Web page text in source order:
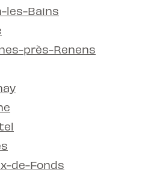
les-Bains
près-Renens
de-Fonds